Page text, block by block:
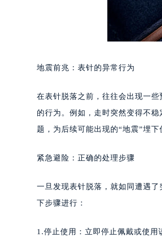
地震前兆：表针的异常行为
在表针脱落之前，往往会出现一
的行为。例如，走时突然变得不
题，为后续可能出现的“地震”埋下
紧急避险：正确的处理步骤
一旦发现表针脱落，就如同遭遇
下步骤进行：
1.停止使用：立即停止佩戴或使用